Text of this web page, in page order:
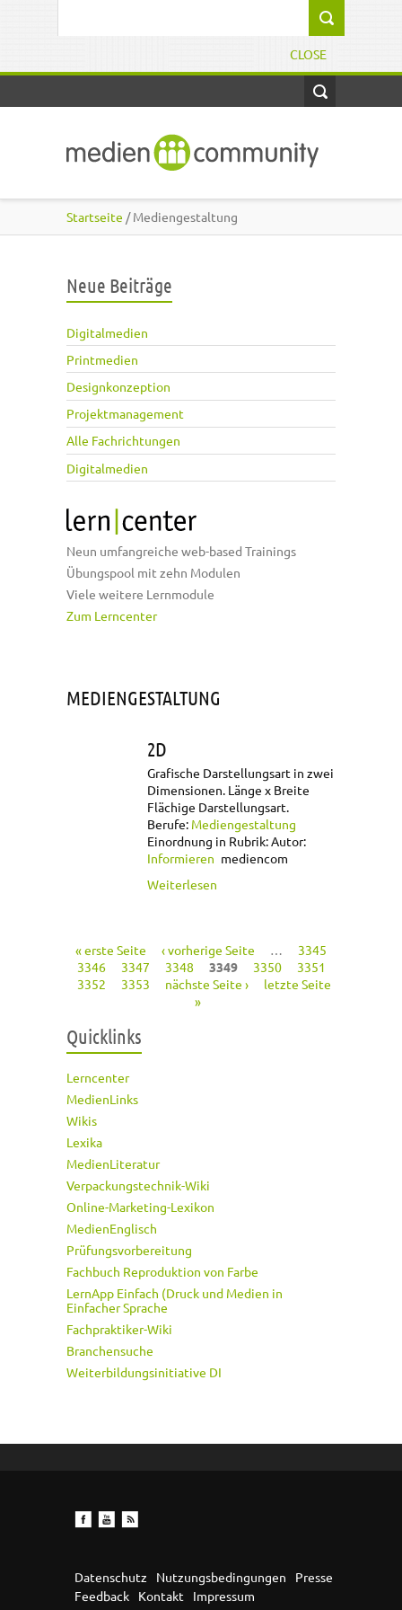
CLOSE
Startseite / Mediengestaltung
Neue Beiträge
Digitalmedien
Printmedien
Designkonzeption
Projektmanagement
Alle Fachrichtungen
Digitalmedien
Neun umfangreiche web-based Trainings
Übungspool mit zehn Modulen
Viele weitere Lernmodule
Zum Lerncenter
MEDIENGESTALTUNG
2D
Grafische Darstellungsart in zwei
Dimensionen. Länge x Breite
Flächige Darstellungsart.
Berufe: Mediengestaltung
Einordnung in Rubrik:
Informieren
Autor:
mediencom
Weiterlesen
Seiten
« erste Seite ‹ vorherige Seite
3345
3346
3347 3348 3349 3350
3351
3352
3353 nächste Seite ›
letzte Seite
»
Quicklinks
Lerncenter
MedienLinks
Wikis
Lexika
MedienLiteratur
Verpackungstechnik-Wiki
Online-Marketing-Lexikon
MedienEnglisch
Prüfungsvorbereitung
Fachbuch Reproduktion von Farbe
LernApp Einfach (Druck und Medien in
Einfacher Sprache
Fachpraktiker-Wiki
Branchensuche
Weiterbildungsinitiative DI
Datenschutz Nutzungsbedingungen
Presse
Feedback
Kontakt Impressum